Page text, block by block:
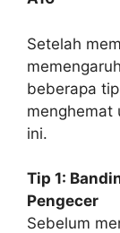
Setelah
beberapa
menghemat
ini.
Tip 1:
Pengecer
Sebelum